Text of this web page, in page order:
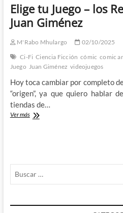
Elige tu Juego – los
Juan Giménez
M'Rabo Mhulargo 02/10/2025
Ci-Fi Ciencia Ficción cómic comic
Juego Juan Giménez videojuegos
Hoy toca cambiar por completo
“origen”, ya que quiero hablar
tiendas de…
Ver másElige
Juan